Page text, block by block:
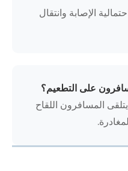
الإصابة وانتقال
المسافرون اللقاح